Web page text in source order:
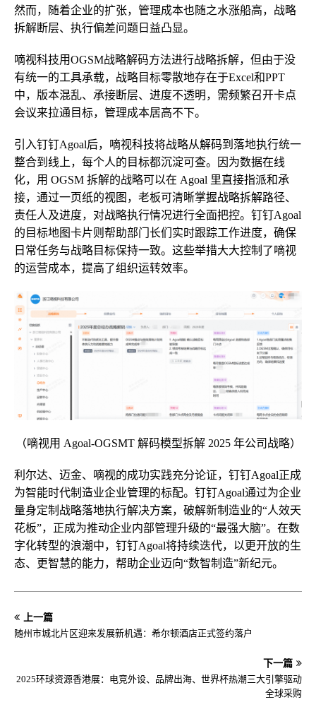
然而，随着企业的扩张，管理成本也随之水涨船高，战略
拆解断层、执行偏差问题日益凸显。
嘀视科技用OGSM战略解码方法进行战略拆解，但由于没
有统一的工具承载，战略目标零散地存在于Excel和PPT
中，版本混乱、承接断层、进度不透明，需频繁召开卡点
会议来拉通目标，管理成本居高不下。
引入钉钉Agoal后，嘀视科技将战略从解码到落地执行统一
整合到线上，每个人的目标都沉淀可查。因为数据在线
化，用 OGSM 拆解的战略可以在 Agoal 里直接指派和承
接，通过一页纸的视图，老板可清晰掌握战略拆解路径、
责任人及进度，对战略执行情况进行全面把控。钉钉Agoal
的目标地图卡片则帮助部门长们实时跟踪工作进度，确保
日常任务与战略目标保持一致。这些举措大大控制了嘀视
的运营成本，提高了组织运转效率。
（嘀视用 Agoal-OGSMT 解码模型拆解 2025 年公司战略）
利尔达、迈金、嘀视的成功实践充分论证，钉钉Agoal正成
为智能时代制造业企业管理的标配。钉钉Agoal通过为企业
量身定制战略落地执行解决方案，破解新制造业的“人效天
花板”，正成为推动企业内部管理升级的“最强大脑”。在数
字化转型的浪潮中，钉钉Agoal将持续迭代，以更开放的生
态、更智慧的能力，帮助企业迈向“数智制造”新纪元。
上一篇
随州市城北片区迎来发展新机遇：希尔顿酒店正式签约落户
下一篇
2025环球资源香港展：电竞外设、品牌出海、世界杯热潮三大引擎驱动
全球采购